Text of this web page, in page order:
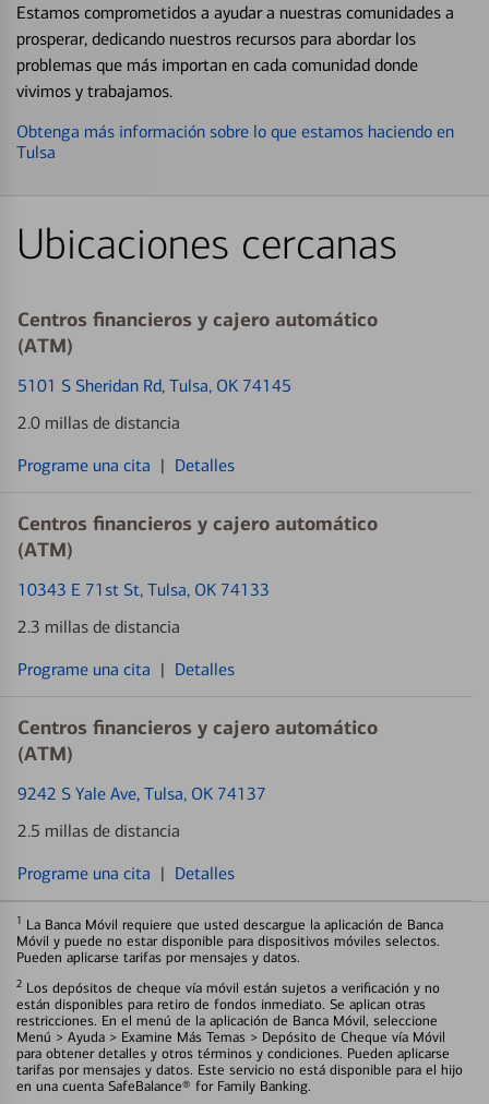
Estamos comprometidos a ayudar a nuestras comunidades a
prosperar, dedicando nuestros recursos para abordar los
problemas que más importan en cada comunidad donde
vivimos y trabajamos.
Obtenga más información sobre lo que estamos haciendo en
Tulsa
Ubicaciones cercanas
Centros financieros y cajero automático
(ATM)
5101 S Sheridan Rd, Tulsa, OK 74145
2.0 millas de distancia
Programe una cita | Detalles
Centros financieros y cajero automático
(ATM)
10343 E 71st St, Tulsa, OK 74133
2.3 millas de distancia
Programe una cita | Detalles
Centros financieros y cajero automático
(ATM)
9242 S Yale Ave, Tulsa, OK 74137
2.5 millas de distancia
Programe una cita | Detalles
1 La Banca Móvil requiere que usted descargue la aplicación de Banca
Móvil y puede no estar disponible para dispositivos móviles selectos.
Pueden aplicarse tarifas por mensajes y datos.
2 Los depósitos de cheque vía móvil están sujetos a verificación y no
están disponibles para retiro de fondos inmediato. Se aplican otras
restricciones. En el menú de la aplicación de Banca Móvil, seleccione
Menú > Ayuda > Examine Más Temas > Depósito de Cheque vía Móvil
para obtener detalles y otros términos y condiciones. Pueden aplicarse
tarifas por mensajes y datos. Este servicio no está disponible para el hijo
en una cuenta SafeBalance® for Family Banking.